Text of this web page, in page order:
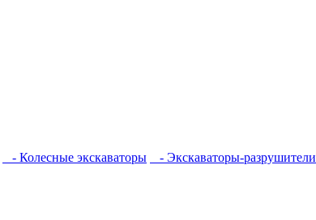
- Колесные экскаваторы - Экскаваторы-разрушители